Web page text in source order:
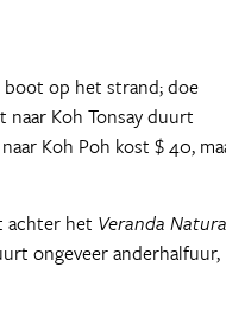
boot op het strand; doe
Koh Tonsay duurt
Koh Poh kost $ 40,
achter het Veranda
ongeveer anderhalfuur,